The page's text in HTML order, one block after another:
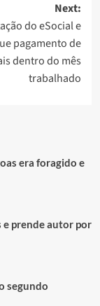
Next:
do eSocial e
pagamento de
dentro do mês
trabalhado
era foragido e
e prende autor por
segundo